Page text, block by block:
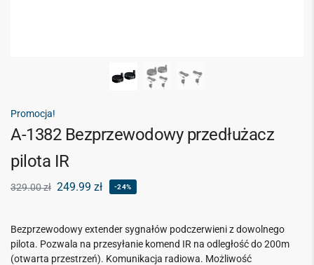
Promocja!
A-1382 Bezprzewodowy przedłużacz
pilota IR
329.00zł 249.99 zł -24%
Bezprzewodowy extender sygnałów podczerwieni z dowolnego
pilota. Pozwala na przesyłanie komend IR na odległość do 200m
(otwarta przestrzeń). Komunikacja radiowa. Możliwość